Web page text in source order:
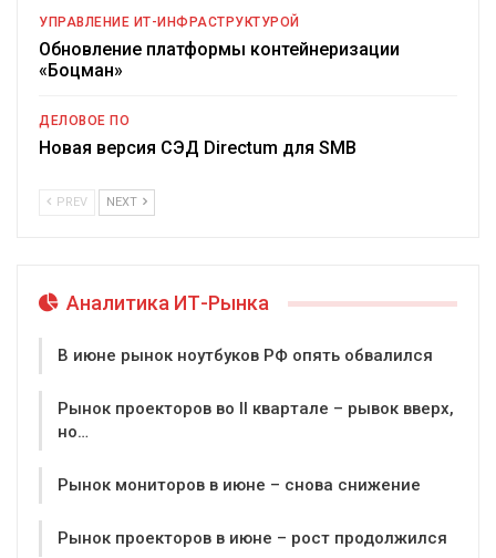
УПРАВЛЕНИЕ ИТ-ИНФРАСТРУКТУРОЙ
Обновление платформы контейнеризации
«Боцман»
ДЕЛОВОЕ ПО
Новая версия СЭД Directum для SMB
PREV NEXT
Аналитика ИТ-Рынка
В июне рынок ноутбуков РФ опять обвалился
Рынок проекторов во II квартале – рывок вверх,
но…
Рынок мониторов в июне – снова снижение
Рынок проекторов в июне – рост продолжился